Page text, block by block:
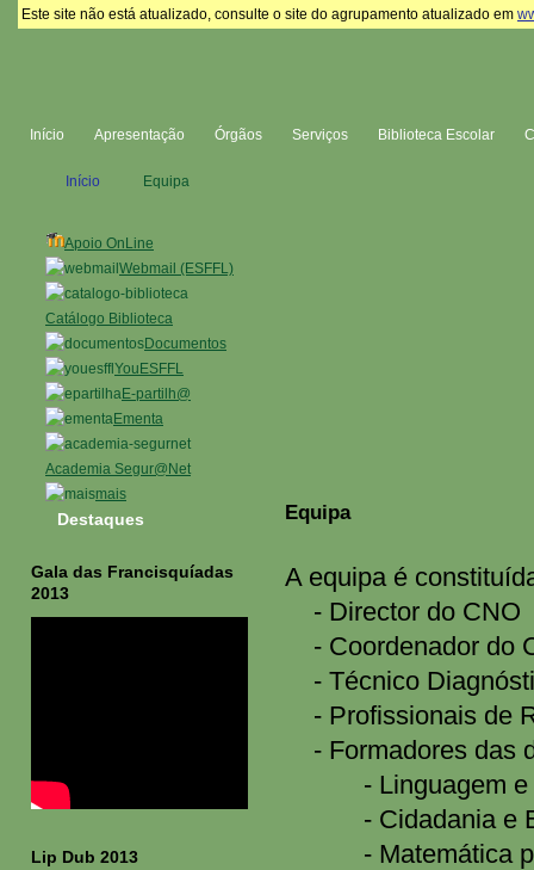
Este site não está atualizado, consulte o site do agrupamento atualizado em
Início Apresentação Órgãos Serviços Biblioteca Escolar
Apoio OnLine
Webmail (ESFFL)
Catálogo Biblioteca
Documentos
YouESFFL
E-partilh@
Ementa
Academia Segur@Net
mais
Início Equipa
Equipa
A equipa é
- Director do CNO
- Coordenador do
- Técnico
- Profissionais de
- Formadores das
- Linguagem e
- Cidadania e
- Matemática
Destaques
Gala das Francisquíadas
2013
Lip Dub 2013